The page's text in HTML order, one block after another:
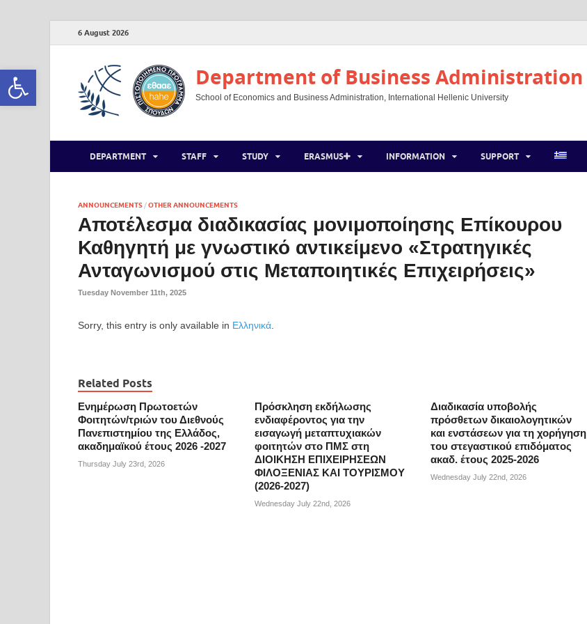
Open toolbar
6 August 2026
Department of Business Administration
School of Economics and Business Administration, International Hellenic University
DEPARTMENT STAFF STUDY ERASMUS INFORMATION SUPPORT
ANNOUNCEMENTS /OTHER ANNOUNCEMENTS
Αποτέλεσμα διαδικασίας μονιμοποίησης Επίκουρου
Καθηγητή με γνωστικό αντικείμενο «Στρατηγικές
Ανταγωνισμού στις Μεταποιητικές Επιχειρήσεις»
Tuesday November 11th, 2025
Sorry, this entry is only available in Ελληνικά
Related Posts
Ενημέρωση Πρωτοετών
Φοιτητών/τριών του Διεθνούς
Πανεπιστημίου της Ελλάδος,
ακαδημαϊκού έτους 2026 -2027
Thursday July 23rd, 2026
Πρόσκληση εκδήλωσης
ενδιαφέροντος για την
εισαγωγή μεταπτυχιακών
φοιτητών στο ΠΜΣ στη
ΔΙΟΙΚΗΣΗ ΕΠΙΧΕΙΡΗΣΕΩΝ
ΦΙΛΟΞΕΝΙΑΣ ΚΑΙ ΤΟΥΡΙΣΜΟΥ
(2026-2027)
Wednesday July 22nd, 2026
Διαδικασία υποβολής
πρόσθετων δικαιολογητικών
και ενστάσεων για τη χορήγηση
του στεγαστικού επιδόματος
ακαδ. έτους 2025-2026
Wednesday July 22nd, 2026